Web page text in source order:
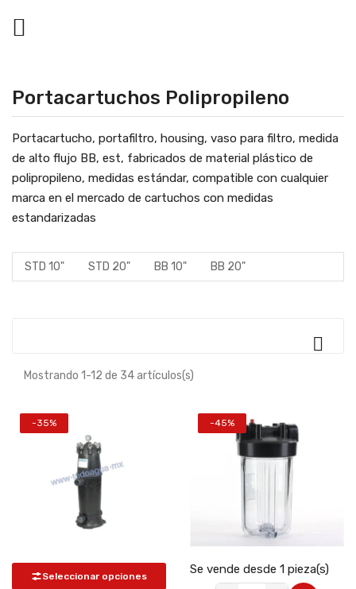

Portacartuchos Polipropileno
Portacartucho, portafiltro, housing, vaso para filtro, medida
de alto flujo BB, est, fabricados de material plástico de
polipropileno, medidas estándar, compatible con cualquier
marca en el mercado de cartuchos con medidas
estandarizadas
STD 10" STD 20" BB 10" BB 20"

Mostrando 1-12 de 34 artículos(s)
-35%
Seleccionar opciones
-45%
Se vende desde 1 pieza(s)